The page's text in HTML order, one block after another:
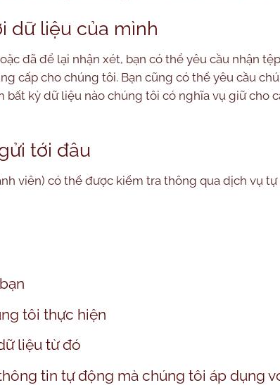
dữ liệu của mình
đã để lại nhận xét, bạn có thể yêu cầu nhận
cấp cho chúng tôi. Bạn cũng có thể yêu cầu
kỳ dữ liệu nào chúng tôi có nghĩa vụ giữ cho
tới đâu
viên) có thể được kiểm tra thông qua dịch vụ
tôi thực hiện
liệu từ đó
tin tự động mà chúng tôi áp dụng